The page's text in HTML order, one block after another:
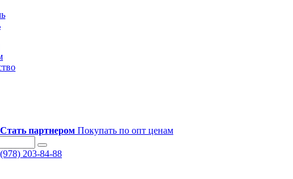
Стать партнером Покупать по опт ценам
203-84-88